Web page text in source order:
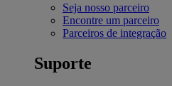
Seja nosso parceiro
Encontre um parceiro
Parceiros de integração
Suporte